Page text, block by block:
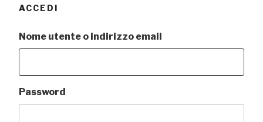
ACCEDI
Nome utente o indirizzo email
Password